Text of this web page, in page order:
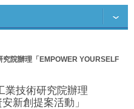
究院辦理「EMPOWER YOURSELF
業技術研究院辦理
新創提案活動」